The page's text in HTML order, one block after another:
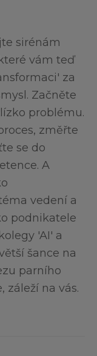
sirénám
vám teď
za
Začněte
problému.
změřte
se do
A
vedení a
podnikatele
'AI' a
šance na
parního
záleží na vás.